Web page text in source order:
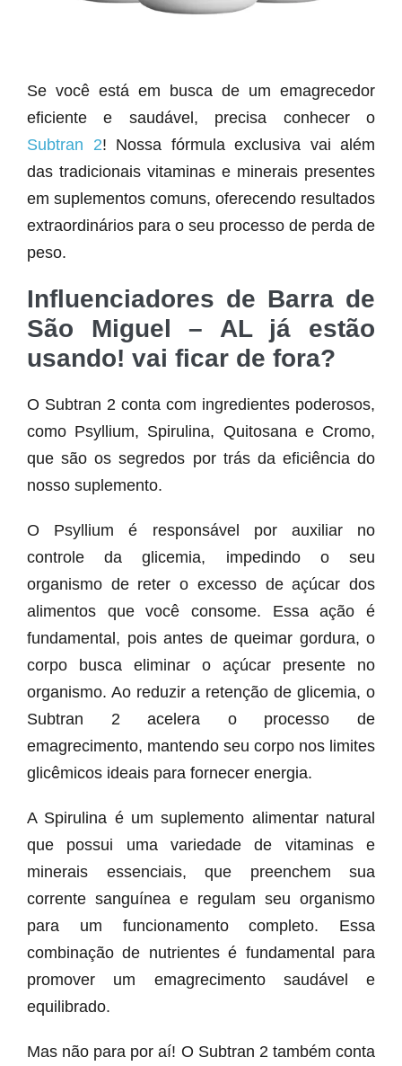
Se você está em busca de um emagrecedor
eficiente e saudável, precisa conhecer o
Subtran 2! Nossa fórmula exclusiva vai além
das tradicionais vitaminas e minerais presentes
em suplementos comuns, oferecendo resultados
extraordinários para o seu processo de perda de
peso.
Influenciadores de Barra de
São Miguel – AL já estão
usando! vai ficar de fora?
O Subtran 2 conta com ingredientes poderosos,
como Psyllium, Spirulina, Quitosana e Cromo,
que são os segredos por trás da eficiência do
nosso suplemento.
O Psyllium é responsável por auxiliar no
controle da glicemia, impedindo o seu
organismo de reter o excesso de açúcar dos
alimentos que você consome. Essa ação é
fundamental, pois antes de queimar gordura, o
corpo busca eliminar o açúcar presente no
organismo. Ao reduzir a retenção de glicemia, o
Subtran 2 acelera o processo de
emagrecimento, mantendo seu corpo nos limites
glicêmicos ideais para fornecer energia.
A Spirulina é um suplemento alimentar natural
que possui uma variedade de vitaminas e
minerais essenciais, que preenchem sua
corrente sanguínea e regulam seu organismo
para um funcionamento completo. Essa
combinação de nutrientes é fundamental para
promover um emagrecimento saudável e
equilibrado.
Mas não para por aí! O Subtran 2 também conta